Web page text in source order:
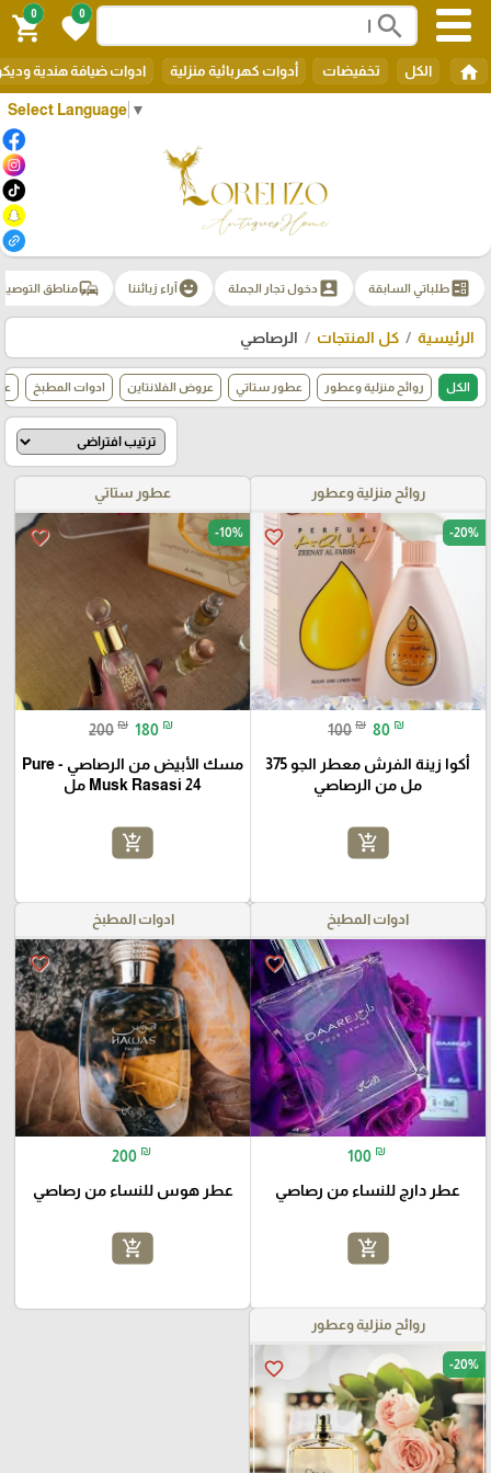
Select Language ▼
search
0
favorite
0
shopping_cart
home الكل تخفيضات أدوات كهربائية منزلية ادوات ضيافة هندية
ballotطلباتي السابقة account_box دخول تجار الجملة emoji_emotionsآراء زبائننا commuteمناطق
الرئيسية كل المنتجات الرصاصي
الكل روائح منزلية وعطور عطور ستاتي عروض الفلانتاين ادوات المطبخ
روائح منزلية وعطور
favorite_border -20%
100 ₪ 80 ₪
أكوا زينة الفرش معطر الجو 375
مل من الرصاصي
add_shopping_cart
عطور ستاتي
favorite_border -10%
200 ₪ 180 ₪
مسك الأبيض من الرصاصي - Pure
Musk Rasasi 24 مل
add_shopping_cart
ادوات المطبخ
favorite_border
100 ₪
عطر دارج للنساء من رصاصي
add_shopping_cart
ادوات المطبخ
favorite_border
200 ₪
عطر هوس للنساء من رصاصي
add_shopping_cart
روائح منزلية وعطور
favorite_border -20%